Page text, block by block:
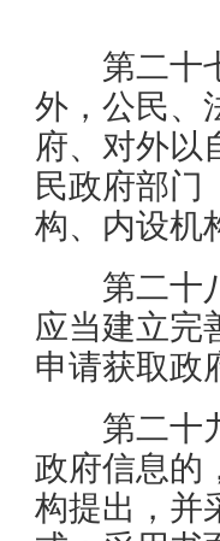
第二十
外，公民、
府、对外以
民政府部门
构、内设机
第二十
应当建立完
申请获取政
第二十
政府信息的
构提出，并